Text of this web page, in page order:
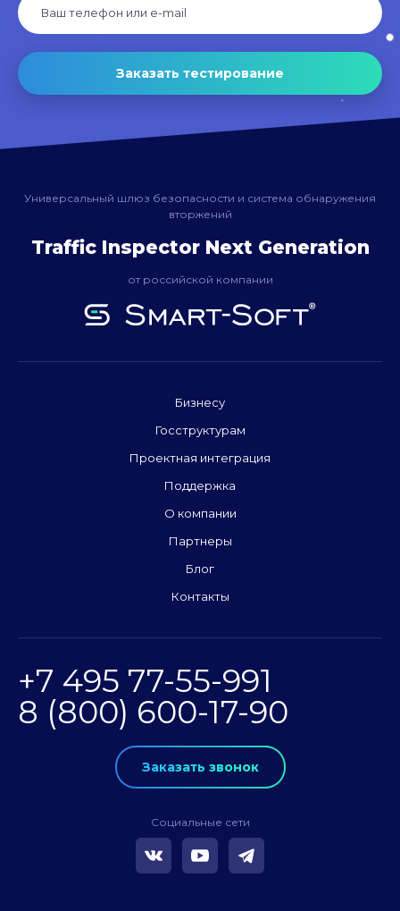
Заказать тестирование
Универсальный шлюз безопасности и система обнаружения
вторжений
Traffic Inspector Next Generation
от российской компании
Бизнесу
Госструктурам
Проектная интеграция
Поддержка
О компании
Партнеры
Блог
Контакты
+7 495 77-55-991
8 (800) 600-17-90
Заказать звонок
Социальные сети